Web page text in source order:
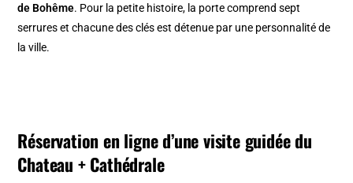
de Bohême. Pour la petite histoire, la porte comprend sept
serrures et chacune des clés est détenue par une personnalité de
la ville.
Réservation en ligne d’une visite guidée du
Chateau + Cathédrale